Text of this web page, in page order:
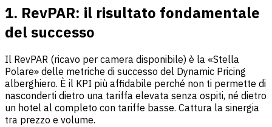
1. RevPAR: il risultato fondamentale
del successo
Il RevPAR (ricavo per camera disponibile) è la «Stella
Polare» delle metriche di successo del Dynamic Pricing
alberghiero. È il KPI più affidabile perché non ti permette di
nasconderti dietro una tariffa elevata senza ospiti, né dietro
un hotel al completo con tariffe basse. Cattura la sinergia
tra prezzo e volume.